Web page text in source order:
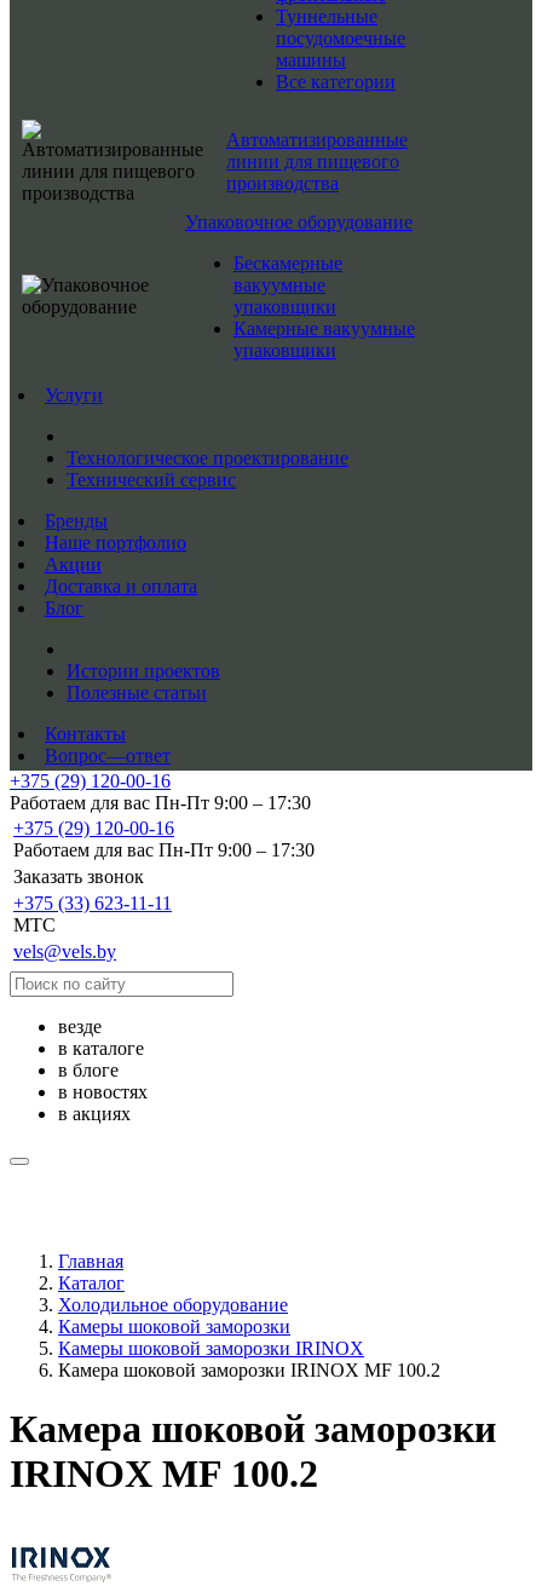
Туннельные
посудомоечные
машины
Все категории
Автоматизированные
линии для пищевого
производства
Упаковочное оборудование
Бескамерные
вакуумные
упаковщики
Камерные вакуумные
упаковщики
Услуги
Технологическое проектирование
Технический сервис
Бренды
Наше портфолио
Акции
Доставка и оплата
Блог
Истории проектов
Полезные статьи
Контакты
Вопрос—ответ
+375 (29) 120-00-16
Работаем для вас Пн-Пт 9:00 – 17:30
+375 (29) 120-00-16
Работаем для вас Пн-Пт 9:00 – 17:30
Заказать звонок
+375 (33) 623-11-11
MTC
vels@vels.by
везде
в каталоге
в блоге
в новостях
в акциях
Главная
Каталог
Холодильное оборудование
Камеры шоковой заморозки
Камеры шоковой заморозки IRINOX
Камера шоковой заморозки IRINOX MF 100.2
Камера шоковой заморозки
IRINOX MF 100.2